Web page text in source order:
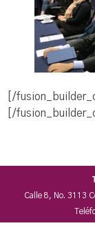
[/
[/
Calle 8, No. 3113